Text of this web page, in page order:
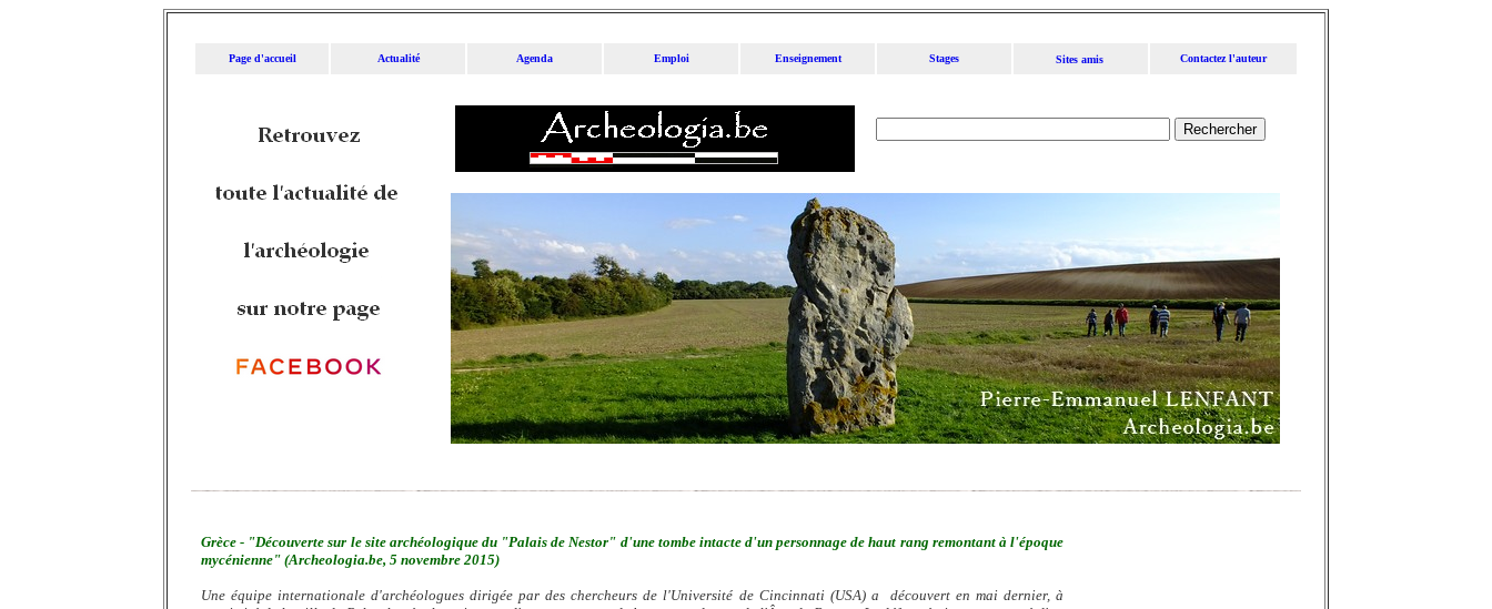
Page d'accueil Actualité Agenda Emploi Enseignement Stages Sites amis Contactez l'auteur
Grèce - "Découverte sur le site archéologique du "Palais de Nestor" d'une tombe intacte d'un personnage de haut rang remontant à l'époque
mycénienne" (Archeologia.be, 5 novembre 2015)
Une équipe internationale d'archéologues dirigée par des chercheurs de l'Université de Cincinnati (USA) a découvert en mai dernier, à